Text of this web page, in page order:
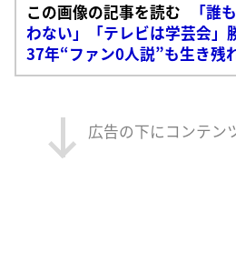
この画像の記事を読む
「誰
わない」「テレビは学芸会」
37年“ファン0人説”も生き残
広告の下にコンテン